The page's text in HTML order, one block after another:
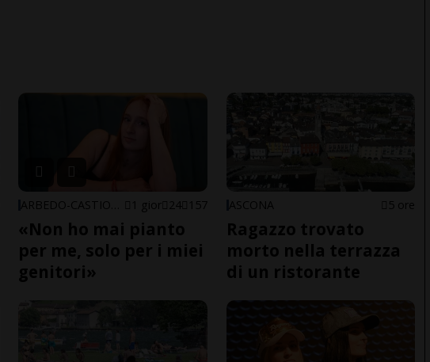
1 gior 24 157
«Non ho mai pianto
per me, solo per i miei
genitori»
ASCONA 5 ore
Ragazzo trovato
morto nella terrazza
di un ristorante